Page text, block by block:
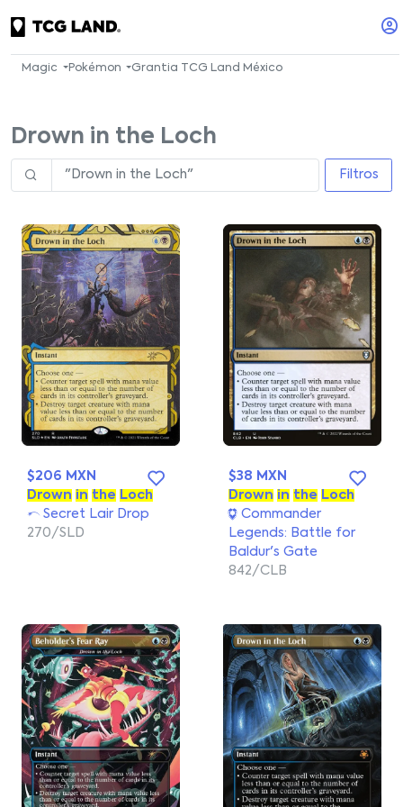
Magic Pokémon Grantia TCG Land México
Drown in the Loch
Filtros
$206 MXN
Drown in the Loch
Secret Lair Drop
270/SLD
$38 MXN
Drown in the Loch
Commander
Legends: Battle for
Baldur's Gate
842/CLB